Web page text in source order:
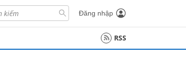
Đăng nhập
RSS